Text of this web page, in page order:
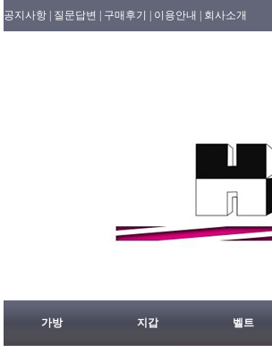
공지사항 | 질문답변 | 구매후기 | 이용안내 | 회사소개
가방 지갑 벨트